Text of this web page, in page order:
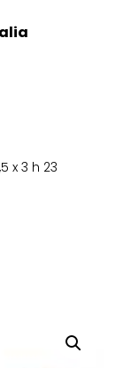
x 3 h 23